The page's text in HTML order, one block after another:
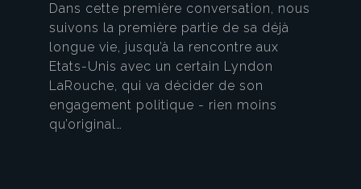
Dans cette première conversation, nous
suivons la première partie de sa déjà
longue vie, jusqu’à la rencontre aux
Etats-Unis avec un certain Lyndon
LaRouche, qui va décider de son
engagement politique - rien moins
qu’original…